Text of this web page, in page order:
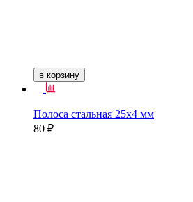
в корзину
Полоса стальная 25х4 мм
80 ₽